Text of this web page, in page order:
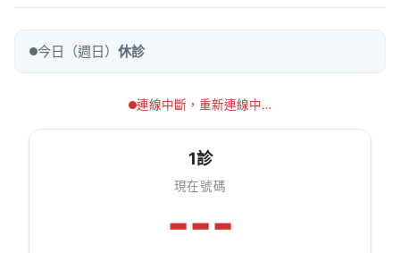
今日（週日） 休診
連線中斷，重新連線中…
1診
現在號碼
---